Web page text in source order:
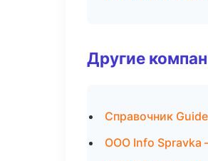
Другие
Справочник
ООО Info Spravka